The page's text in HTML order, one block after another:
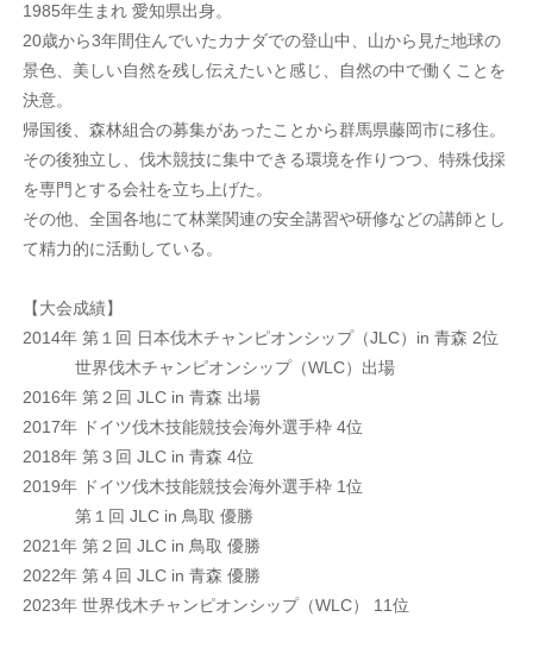
1985年生まれ 愛知県出身。
20歳から3年間住んでいたカナダでの登山中、山から見た地球の
景色、美しい自然を残し伝えたいと感じ、自然の中で働くことを
決意。
帰国後、森林組合の募集があったことから群馬県藤岡市に移住。
その後独立し、伐木競技に集中できる環境を作りつつ、特殊伐採
を専門とする会社を立ち上げた。
その他、全国各地にて林業関連の安全講習や研修などの講師とし
て精力的に活動している。
【大会成績】
2014年 第１回 日本伐木チャンピオンシップ（JLC）in 青森 2位
世界伐木チャンピオンシップ（WLC）出場
2016年 第２回 JLC in 青森 出場
2017年 ドイツ伐木技能競技会海外選手枠 4位
2018年 第３回 JLC in 青森 4位
2019年 ドイツ伐木技能競技会海外選手枠 1位
第１回 JLC in 鳥取 優勝
2021年 第２回 JLC in 鳥取 優勝
2022年 第４回 JLC in 青森 優勝
2023年 世界伐木チャンピオンシップ（WLC） 11位